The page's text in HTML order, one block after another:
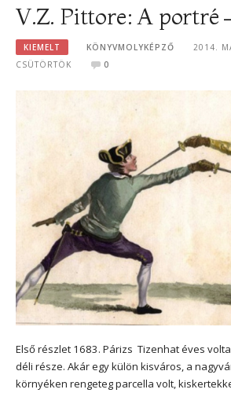
V.Z. Pittore: A portré
KIEMELT KÖNYVMOLYKÉPZŐ
2014.
CSÜTÖRTÖK
0
Első részlet 1683. Párizs Tizenhat éves
déli része. Akár egy külön kisváros, a
környéken rengeteg parcella volt,